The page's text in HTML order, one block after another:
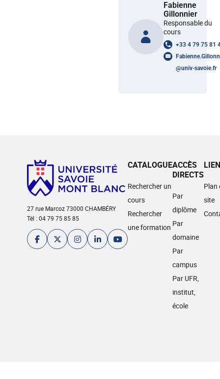
Fabienne
Gillonnier
Responsable du
cours
+33 4 79 75 81
@univ-savoie.fr
27 rue Marcoz 73000 CHAMBÉRY
Tél : 04 79 75 85 85
CATALOGUE
Rechercher un
cours
Rechercher
une formation
ACCÈS
DIRECTS
Par
diplôme
Par
domaine
Par
campus
Par UFR,
institut,
école
Plan
site